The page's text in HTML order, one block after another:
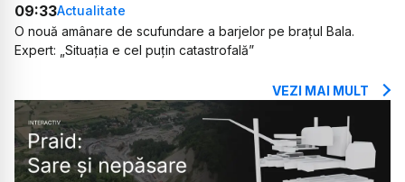
09:33Actualitate
O nouă amânare de scufundare a barjelor pe brațul Bala.
Expert: „Situația e cel puțin catastrofală”
VEZI MAI MULT